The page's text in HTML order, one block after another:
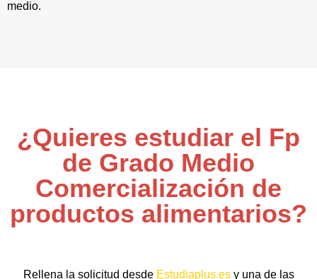
medio.
¿Quieres estudiar el Fp
de Grado Medio
Comercialización de
productos alimentarios?
Rellena la solicitud desde Estudiaplus.esy una de las